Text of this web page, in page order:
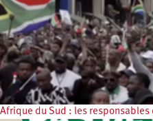
Afrique du Sud : les responsables